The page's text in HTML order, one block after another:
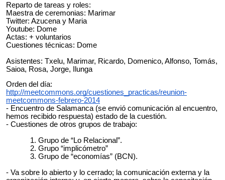
Reparto de tareas y roles:
Maestra de ceremonias: Marimar
Twitter: Azucena y Maria
Youtube: Dome
Actas: + voluntarios
Cuestiones técnicas: Dome
Asistentes: Txelu, Marimar, Ricardo, Domenico, Alfonso, Tomás,
Saioa, Rosa, Jorge, Ilunga
Orden del día:
http://meetcommons.org/cuestiones_practicas/reunion-
meetcommons-febrero-2014
- Encuentro de Salamanca (se envió comunicación al encuentro,
hemos recibido respuesta) estado de la cuestión.
- Cuestiones de otros grupos de trabajo:
1. Grupo de “Lo Relacional”.
2. Grupo “implicómetro”
3. Grupo de “economías” (BCN).
- Va sobre lo abierto y lo cerrado; la comunicación externa y la